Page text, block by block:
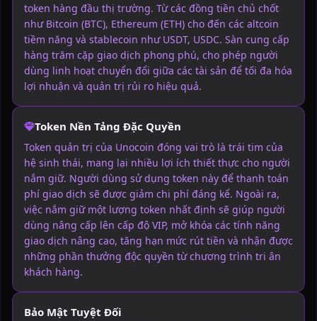
token hàng đầu thị trường. Từ các đồng tiền chủ chốt
như Bitcoin (BTC), Ethereum (ETH) cho đến các altcoin
tiềm năng và stablecoin như USDT, USDC. Sàn cung cấp
hàng trăm cặp giao dịch phong phú, cho phép người
dùng linh hoạt chuyển đổi giữa các tài sản để tối đa hóa
lợi nhuận và quản trị rủi ro hiệu quả.
Token Nền Tảng Đặc Quyền
Token quản trị của Unocoin đóng vai trò là trái tim của
hệ sinh thái, mang lại nhiều lợi ích thiết thực cho người
nắm giữ. Người dùng sử dụng token này để thanh toán
phí giao dịch sẽ được giảm chi phí đáng kể. Ngoài ra,
việc nắm giữ một lượng token nhất định sẽ giúp người
dùng nâng cấp lên cấp độ VIP, mở khóa các tính năng
giao dịch nâng cao, tăng hạn mức rút tiền và nhận được
những phần thưởng độc quyền từ chương trình tri ân
khách hàng.
Bảo Mật Tuyệt Đối